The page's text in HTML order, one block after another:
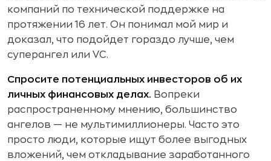
компаний по технической поддержке на
протяжении 16 лет. Он понимал мой мир и
доказал, что подойдет гораздо лучше, чем
суперангел или VC.
Спросите потенциальных инвесторов об их
личных финансовых делах. Вопреки
распространенному мнению, большинство
ангелов — не мультимиллионеры. Часто это
просто люди, которые ищут более выгодных
вложений, чем откладывание заработанного